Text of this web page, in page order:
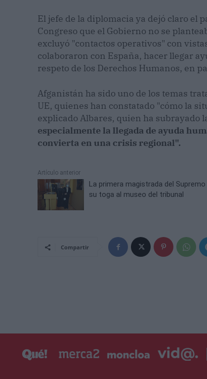
El jefe de la diplomacia ya dejó claro el
Congreso que el Gobierno no se
excluyó "contactos operativos" con
colaboraron con España, hacer llegar
respeto de los Derechos Humanos, en
Afganistán ha sido uno de los temas
UE, quienes han constatado "cómo la
explicado Albares, quien ha subrayado
especialmente la llegada de ayuda
convierta en una crisis regional".
Artículo anterior
La primera magistrada del Supremo
su toga al museo del tribunal
Compartir